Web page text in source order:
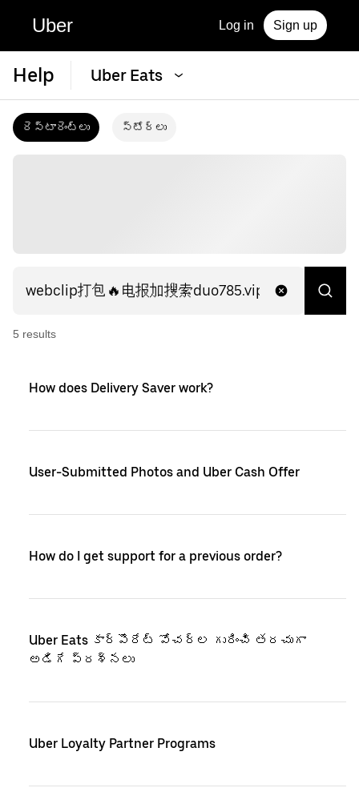
Uber Log in Sign up
Help Uber Eats
రెస్టారెంట్‌లు స్టోర్‌లు
5 results
How does Delivery Saver work?
User-Submitted Photos and Uber Cash Offer
How do I get support for a previous order?
Uber Eats కార్పొరేట్ వోచర్‌ల గురించి తరచుగా
అడిగే ప్రశ్నలు
Uber Loyalty Partner Programs